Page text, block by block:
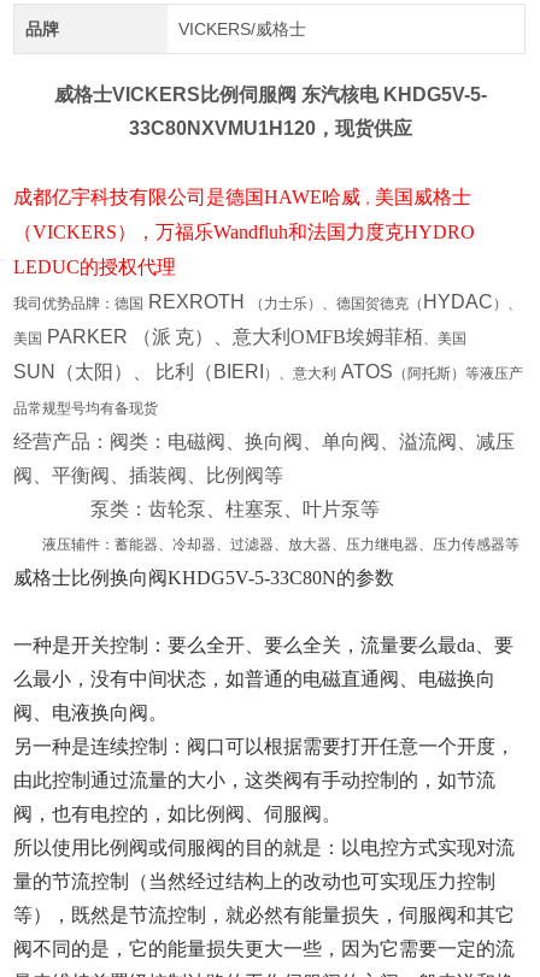
品牌 VICKERS/威格士
威格士VICKERS比例伺服阀 东汽核电 KHDG5V-5-
33C80NXVMU1H120，现货供应
成都亿宇科技有限公司 是德国HAWE哈威 ， 美国威格士
（VICKERS），万福乐Wandfluh和法国力度克HYDRO
LEDUC的授权代理
我司优势品牌：德国 REXROTH （力士乐）、德国贺德克（ HYDAC ）、
美国 PARKER （派 克）、意大利OMFB埃姆菲栢、美国
SUN （太阳）、 比利（ BIERI ）、意大利 ATOS （阿托斯）等液压产
品常规型号均有备现货
经营产品：阀类：电磁阀、换向阀、单向阀、溢流阀、减压
阀、平衡阀、插装阀、比例阀等
泵类：齿轮泵、柱塞泵、叶片泵等
液压辅件：蓄能器、冷却器、过滤器、放大器、压力继电器、压力传感器等
威格士比例换向阀KHDG5V-5-33C80N的参数
一种是开关控制：要么全开、要么全关，流量要么最da、要
么最小，没有中间状态，如普通的电磁直通阀、电磁换向
阀、电液换向阀。
另一种是连续控制：阀口可以根据需要打开任意一个开度，
由此控制通过流量的大小，这类阀有手动控制的，如节流
阀，也有电控的，如比例阀、伺服阀。
所以使用比例阀或伺服阀的目的就是：以电控方式实现对流
量的节流控制（当然经过结构上的改动也可实现压力控制
等），既然是节流控制，就必然有能量损失，伺服阀和其它
阀不同的是，它的能量损失更大一些，因为它需要一定的流